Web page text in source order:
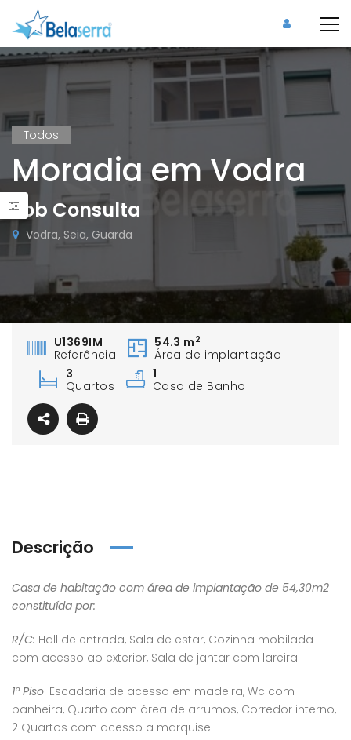
Todos
Moradia em Vodra
Sob Consulta
Vodra, Seia, Guarda
U1369IM
Referência
54.3 m 2
Área de implantação
3
Quartos
1
Casa de Banho
Descrição
Casa de habitação com área de implantação de 54,30m2
constituída por:
R/C: Hall de entrada, Sala de estar, Cozinha mobilada
com acesso ao exterior, Sala de jantar com lareira
1º Piso: Escadaria de acesso em madeira, Wc com
banheira, Quarto com área de arrumos, Corredor interno,
2 Quartos com acesso a marquise